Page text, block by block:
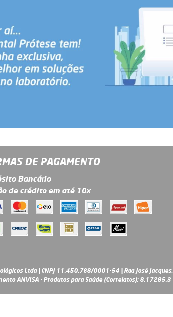
DE PAGAMENTO
Bancário
de crédito em até 10x
Ltda | CNPJ 11.450.788/0001-54 | Rua José
ANVISA - Produtos para Saúde (Correlatos): 8.17285.3